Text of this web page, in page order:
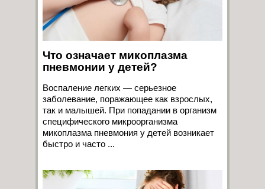
Что означает микоплазма
пневмонии у детей?
Воспаление легких — серьезное
заболевание, поражающее как взрослых,
так и малышей. При попадании в организм
специфического микроорганизма
микоплазма пневмония у детей возникает
быстро и часто ...